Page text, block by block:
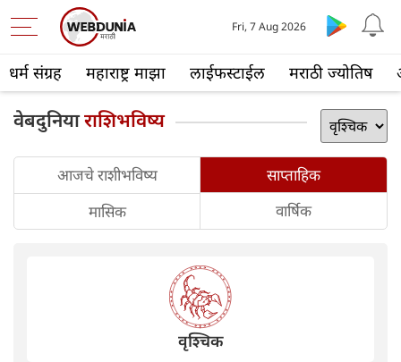
धर्म संग्रह महाराष्ट्र माझा लाईफस्टाईल मराठी ज्योतिष
Fri, 7 Aug 2026
वेबदुनियाराशिभविष्य
आजचे राशीभविष्य
साप्ताहिक
मासिक
वार्षिक
वृश्चिक